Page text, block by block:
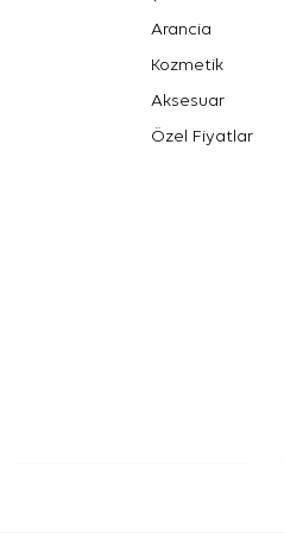
Arancia
Kozmetik
Aksesuar
Özel Fiyatlar